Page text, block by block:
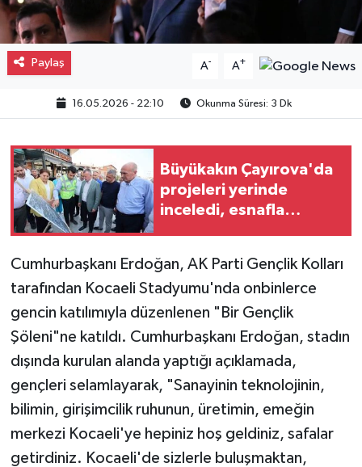
Paylaş A- A+
16.05.2026 - 22:10 Okunma Süresi: 3 Dk
Büyükakın Çayırova'da
projeleri yerinde
inceledi, esnafla
Cumhurbaşkanı Erdoğan, AK Parti Gençlik Kolları
tarafından Kocaeli Stadyumu'nda onbinlerce
gencin katılımıyla düzenlenen "Bir Gençlik
Şöleni"ne katıldı. Cumhurbaşkanı Erdoğan, stadın
dışında kurulan alanda yaptığı açıklamada,
gençleri selamlayarak, "Sanayinin teknolojinin,
bilimin, girişimcilik ruhunun, üretimin, emeğin
merkezi Kocaeli'ye hepiniz hoş geldiniz, safalar
getirdiniz. Kocaeli'de sizlerle buluşmaktan,